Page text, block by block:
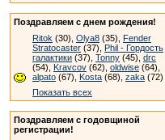
Поздравляем с днем рождения!
Ritok (30), Olya8 (35), Fender
Stratocaster (37), Phil - Гордость
галактики (37), Tonny (45), drc
(54), Kravcov (62), oldwise (64),
alpato (67), Kosta (68), zaka (72)
Показать всех
Поздравляем с годовщиной
регистрации!